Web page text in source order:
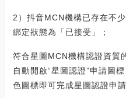
2）抖音MCN機構已存在不
綁定狀態為「已接受」；
符合星圖MCN機構認證資質
自動開啟“星圖認證”申請圖
色圖標即可完成星圖認證申